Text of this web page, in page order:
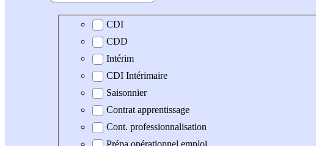
Type de contrat
CDI
CDD
Intérim
CDI Intérimaire
Saisonnier
Contrat apprentissage
Cont. professionnalisation